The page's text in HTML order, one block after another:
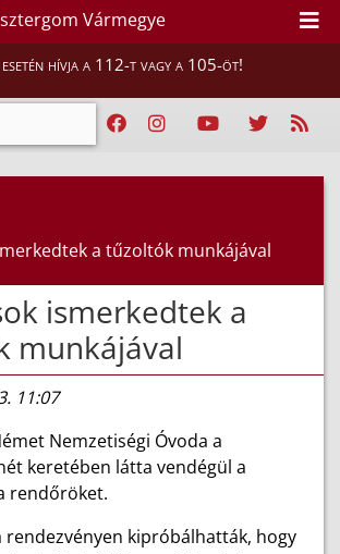
Vármegye
esetén hívja a 112-t vagy a 105-öt!
a tűzoltók munkájával
ismerkedtek a
munkájával
11:07
Nemzetiségi Óvoda a
keretében látta vendégül a
rendőröket.
rendezvényen kipróbálhatták, hogy